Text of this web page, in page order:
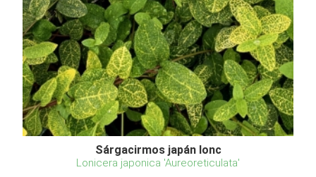
Sárgacirmos japán lonc
Lonicera japonica 'Aureoreticulata'